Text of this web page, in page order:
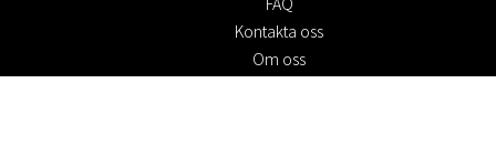
Kontakta oss
Om oss